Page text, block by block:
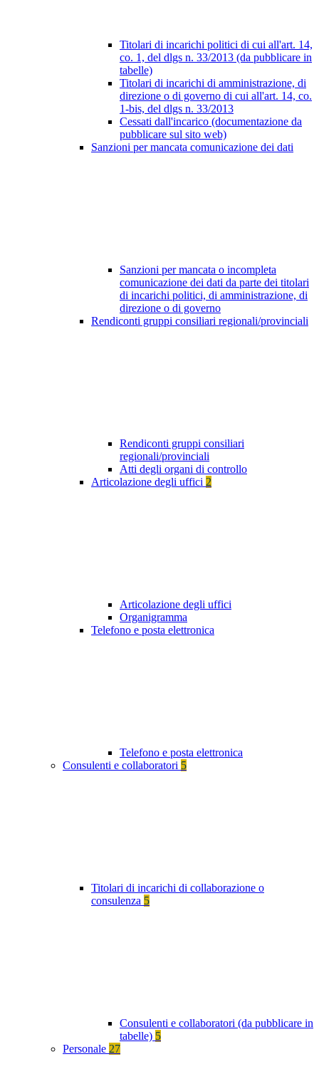
Titolari di incarichi politici di cui all'art. 14,
co. 1, del dlgs n. 33/2013 (da pubblicare in
tabelle)
Titolari di incarichi di amministrazione, di
direzione o di governo di cui all'art. 14, co.
1-bis, del dlgs n. 33/2013
Cessati dall'incarico (documentazione da
pubblicare sul sito web)
Sanzioni per mancata comunicazione dei dati
Sanzioni per mancata o incompleta
comunicazione dei dati da parte dei titolari
di incarichi politici, di amministrazione, di
direzione o di governo
Rendiconti gruppi consiliari regionali/provinciali
Rendiconti gruppi consiliari
regionali/provinciali
Atti degli organi di controllo
Articolazione degli uffici 2
Articolazione degli uffici
Organigramma
Telefono e posta elettronica
Telefono e posta elettronica
Consulenti e collaboratori 5
Titolari di incarichi di collaborazione o
consulenza 5
Consulenti e collaboratori (da pubblicare in
tabelle) 5
Personale 27